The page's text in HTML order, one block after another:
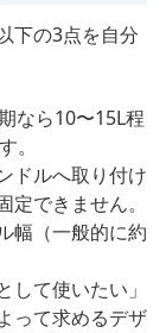
下の3点を自分
なら10〜15L程
。
ドルへ取り付け
できません。
幅（一般的に約
して使いたい」
って求めるデザ